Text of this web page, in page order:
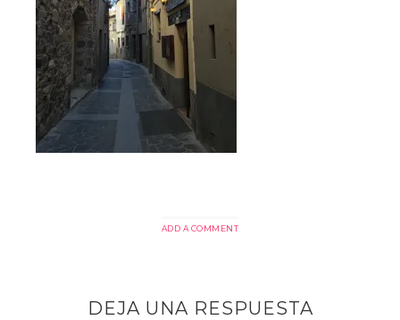
ADD A COMMENT
DEJA UNA RESPUESTA